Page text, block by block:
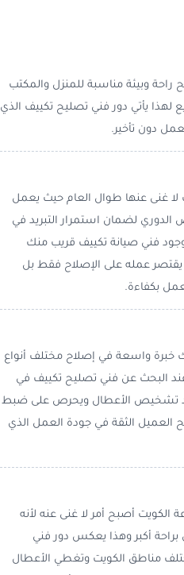
راحة وبيئة مناسبة للمنزل والمكتب
يأتي دور فني تصليح تكييف الذي
دون تأخير.
لا غنى عنها طوال العام حيث يعمل
لضمان استمرار التبريد في
فني صيانة تكييف قريب منك
يقتصر عمله على الإصلاح فقط بل
بكفاءة.
خبرة واسعة في إصلاح مختلف أنواع
عند البحث عن فني تصليح تكييف في
عند تشخيص الأعطال ويحرص على ضبط
العميل الثقة في جودة العمل الذي
تحدث في أي وقت لذلك فإن وجود تصليح مكيفات 24 ساعة الكويت أصبح أمر لا غنى عنه لأنه
أكبر وهذا يعكس دور فني
مناطق الكويت وتغطي الأعطال